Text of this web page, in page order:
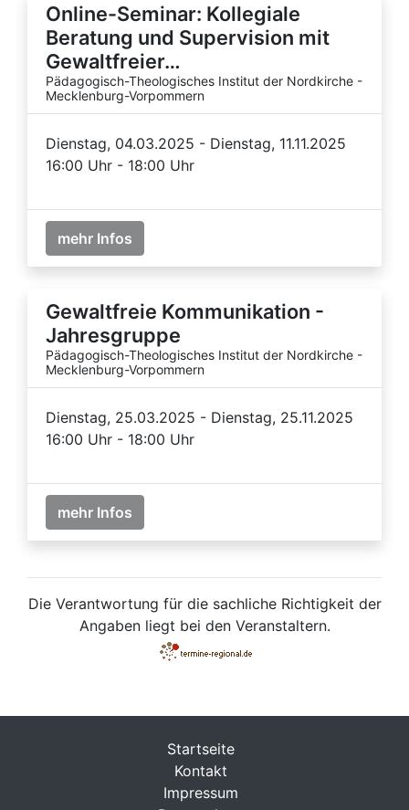
Online-Seminar: Kollegiale
Beratung und Supervision mit
Gewaltfreier…
Pädagogisch-Theologisches Institut der Nordkirche -
Mecklenburg-Vorpommern
Dienstag, 04.03.2025 - Dienstag, 11.11.2025
16:00 Uhr - 18:00 Uhr
mehr Infos
Gewaltfreie Kommunikation -
Jahresgruppe
Pädagogisch-Theologisches Institut der Nordkirche -
Mecklenburg-Vorpommern
Dienstag, 25.03.2025 - Dienstag, 25.11.2025
16:00 Uhr - 18:00 Uhr
mehr Infos
Die Verantwortung für die sachliche Richtigkeit der
Angaben liegt bei den Veranstaltern.
Startseite
Kontakt
Impressum